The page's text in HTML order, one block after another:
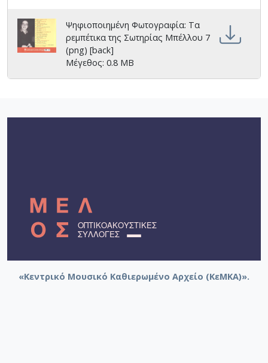
Ψηφιοποιημένη Φωτογραφία: Τα
ρεμπέτικα της Σωτηρίας Μπέλλου 7
(png) [back]
Μέγεθος: 0.8 MB
«Κεντρικό Μουσικό Καθιερωμένο Αρχείο (ΚεΜΚΑ)».